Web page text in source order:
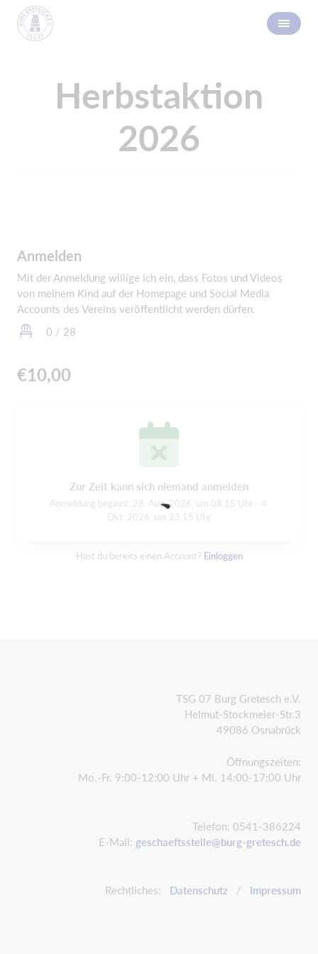
Herbstaktion
2026
Anmelden
Mit der Anmeldung willige ich ein, dass Fotos und Videos
von meinem Kind auf der Homepage und Social Media
Accounts des Vereins veröffentlicht werden dürfen.
0 / 28
€10,00
Zur Zeit kann sich niemand anmelden
Anmeldung beginnt: 28. Aug. 2026, um 08.15 Uhr - 4.
Okt. 2026, um 23.15 Uhr
Hast du bereits einen Account? Einloggen
TSG 07 Burg Gretesch e.V.
Helmut-Stockmeier-Str.3
49086 Osnabrück
Öffnungszeiten:
Mo.-Fr. 9:00-12:00 Uhr + Mi. 14:00-17:00 Uhr
Telefon: 0541-386224
E-Mail: geschaeftsstelle@burg-gretesch.de
Rechtliches: Datenschutz / Impressum